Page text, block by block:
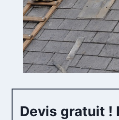
Devis gratuit !